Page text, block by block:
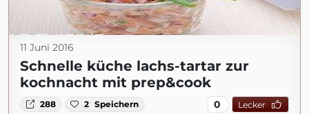
11 Juni 2016
Schnelle küche lachs-tartar zur
kochnacht mit prep&cook
288 2 Speichern 0 Lecker